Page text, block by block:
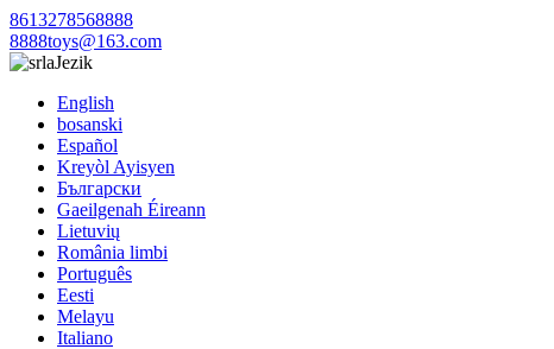
8613278568888
8888toys@163.com
Jezik
English
bosanski
Español
Kreyòl Ayisyen
Български
Gaeilgenah Éireann
Lietuvių
România limbi
Português
Eesti
Melayu
Italiano